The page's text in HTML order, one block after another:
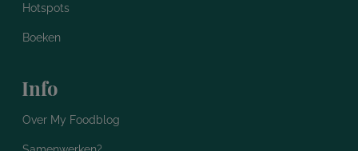
Hotspots
Boeken
Info
Over My Foodblog